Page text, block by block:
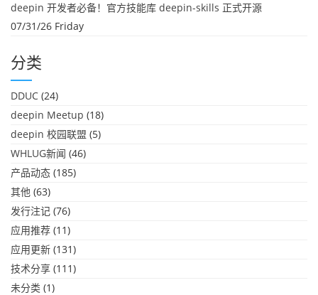
deepin 开发者必备！官方技能库 deepin-skills 正式开源
07/31/26 Friday
分类
DDUC (24)
deepin Meetup (18)
deepin 校园联盟 (5)
WHLUG新闻 (46)
产品动态 (185)
其他 (63)
发行注记 (76)
应用推荐 (11)
应用更新 (131)
技术分享 (111)
未分类 (1)